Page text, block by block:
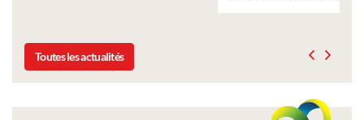
Toutes les actualités